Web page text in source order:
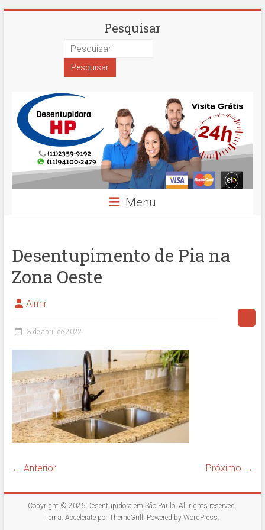
Desentupidora
Paulo
Hidro
Prime
Pesquisar
Menu
Desentupimento de Pia na
Zona Oeste
Almir
3 de abril de 2022
← Anterior Próximo →
Copyright © 2026 Desentupidora em São Paulo. All rights reserved.
Tema:Accelerate por ThemeGrill. Powered byWordPress.